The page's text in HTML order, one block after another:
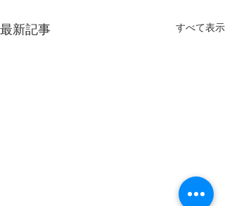
最新記事 すべて表示